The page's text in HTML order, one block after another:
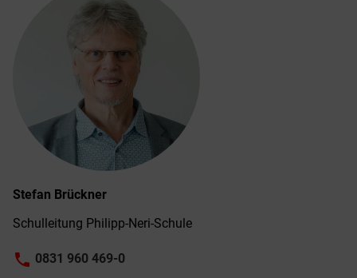
Stefan Brückner
Schulleitung Philipp-Neri-Schule
phone 0831 960 469-0